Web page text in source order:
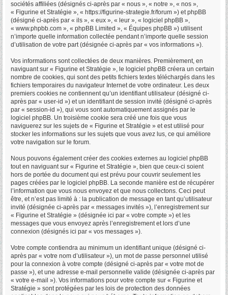
sociétés affiliées (désignés ci-après par « nous », « notre », « nos »,
« Figurine et Stratégie », « https://figurine-strategie.fr/forum ») et phpBB
(désigné ci-après par « ils », « eux », « leur », « logiciel phpBB »,
« www.phpbb.com », « phpBB Limited », « Équipes phpBB ») utilisent
n’importe quelle information collectée pendant n’importe quelle session
d’utilisation de votre part (désignée ci-après par « vos informations »).
Vos informations sont collectées de deux manières. Premièrement, en
naviguant sur « Figurine et Stratégie », le logiciel phpBB créera un certain
nombre de cookies, qui sont des petits fichiers textes téléchargés dans les
fichiers temporaires du navigateur Internet de votre ordinateur. Les deux
premiers cookies ne contiennent qu’un identifiant utilisateur (désigné ci-
après par « user-id ») et un identifiant de session invité (désigné ci-après
par « session-id »), qui vous sont automatiquement assignés par le
logiciel phpBB. Un troisième cookie sera créé une fois que vous
naviguerez sur les sujets de « Figurine et Stratégie » et est utilisé pour
stocker les informations sur les sujets que vous avez lus, ce qui améliore
votre navigation sur le forum.
Nous pouvons également créer des cookies externes au logiciel phpBB
tout en naviguant sur « Figurine et Stratégie », bien que ceux-ci soient
hors de portée du document qui est prévu pour couvrir seulement les
pages créées par le logiciel phpBB. La seconde manière est de récupérer
l’information que vous nous envoyez et que nous collectons. Ceci peut
être, et n’est pas limité à : la publication de message en tant qu’utilisateur
invité (désignée ci-après par « messages invités »), l’enregistrement sur
« Figurine et Stratégie » (désignée ici par « votre compte ») et les
messages que vous envoyez après l’enregistrement et lors d’une
connexion (désignés ici par « vos messages »).
Votre compte contiendra au minimum un identifiant unique (désigné ci-
après par « votre nom d’utilisateur »), un mot de passe personnel utilisé
pour la connexion à votre compte (désigné ci-après par « votre mot de
passe »), et une adresse e-mail personnelle valide (désignée ci-après par
« votre e-mail »). Vos informations pour votre compte sur « Figurine et
Stratégie » sont protégées par les lois de protection des données